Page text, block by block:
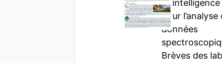
I
R
A
M
et
pour l’analyse
données
Brèves des